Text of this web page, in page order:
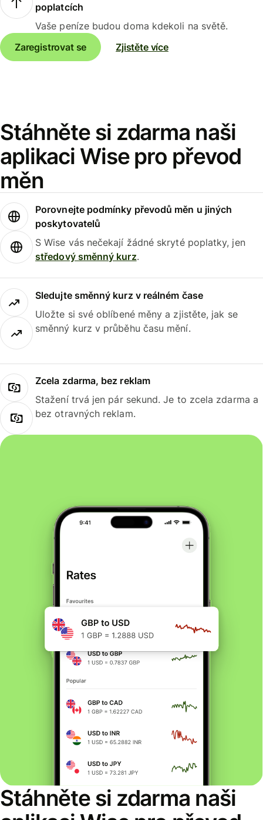
poplatcích
Vaše peníze budou doma kdekoli na světě.
Zaregistrovat se
Zjistěte více
Stáhněte si zdarma naši
aplikaci Wise pro převod
měn
Porovnejte podmínky převodů měn u jiných
poskytovatelů
S Wise vás nečekají žádné skryté poplatky, jen
středový směnný kurz.
Sledujte směnný kurz v reálném čase
Uložte si své oblíbené měny a zjistěte, jak se
směnný kurz v průběhu času mění.
Zcela zdarma, bez reklam
Stažení trvá jen pár sekund. Je to zcela zdarma a
bez otravných reklam.
Stáhněte si zdarma naši